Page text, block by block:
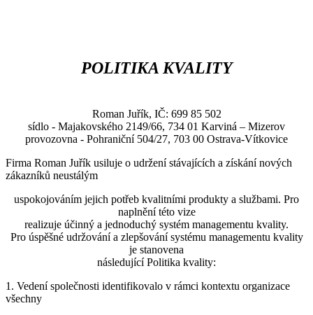
POLITIKA KVALITY
Roman Juřík, IČ: 699 85 502
sídlo - Majakovského 2149/66, 734 01 Karviná – Mizerov
provozovna - Pohraniční 504/27, 703 00 Ostrava-Vítkovice
Firma Roman Juřík usiluje o udržení stávajících a získání nových
zákazníků neustálým
uspokojováním jejich potřeb kvalitními produkty a službami. Pro
naplnění této vize
realizuje účinný a jednoduchý systém managementu kvality.
Pro úspěšné udržování a zlepšování systému managementu kvality
je stanovena
následující Politika kvality:
1. Vedení společnosti identifikovalo v rámci kontextu organizace
všechny